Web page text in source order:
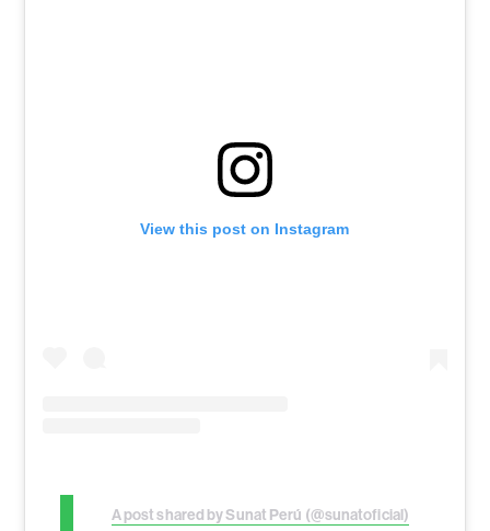
View this post on Instagram
A post shared by Sunat Perú (@sunatoficial)